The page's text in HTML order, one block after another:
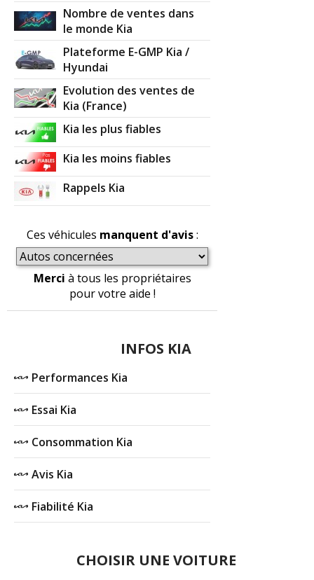
Nombre de ventes dans
le monde Kia
Plateforme E-GMP Kia /
Hyundai
Evolution des ventes de
Kia (France)
Kia les plus fiables
Kia les moins fiables
Rappels Kia
Ces véhicules manquent d'avis:
Merci à tous les propriétaires
pour votre aide !
INFOS KIA
Performances Kia
Essai Kia
Consommation Kia
Avis Kia
Fiabilité Kia
CHOISIR UNE VOITURE